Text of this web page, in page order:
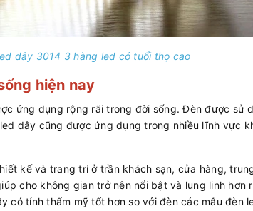
dây 3014 3 hàng led có tuổi thọ cao
hiện nay
ứng dụng rộng rãi trong đời sống. Đèn được sử
dây cũng được ứng dụng trong nhiều lĩnh vực
kế và trang trí ở trần khách sạn, cửa hàng,
cho không gian trở nên nổi bật và lung linh
có tính thẩm mỹ tốt hơn so với đèn các mẫu đèn